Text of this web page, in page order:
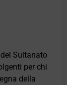
Sultanato
per chi
della